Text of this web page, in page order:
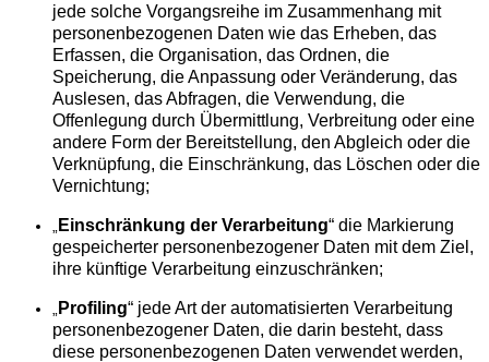
jede solche Vorgangsreihe im Zusammenhang mit
personenbezogenen Daten wie das Erheben, das
Erfassen, die Organisation, das Ordnen, die
Speicherung, die Anpassung oder Veränderung, das
Auslesen, das Abfragen, die Verwendung, die
Offenlegung durch Übermittlung, Verbreitung oder eine
andere Form der Bereitstellung, den Abgleich oder die
Verknüpfung, die Einschränkung, das Löschen oder die
Vernichtung;
Einschränkung der Verarbeitung“ die Markierung
gespeicherter personenbezogener Daten mit dem Ziel,
ihre künftige Verarbeitung einzuschränken;
Profiling“ jede Art der automatisierten Verarbeitung
personenbezogener Daten, die darin besteht, dass
diese personenbezogenen Daten verwendet werden,